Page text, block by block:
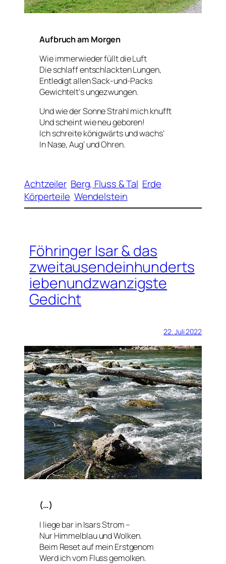
Aufbruch am Morgen
Wie immerwieder füllt die Luft
Die schlaff entschlackten Lungen,
Entledigt allen Sack-und-Packs
Gewichtelt‘s ungezwungen.
Und wie der Sonne Strahl mich knufft
Und scheint wie neu geboren!
Ich schreite königwärts und wachs‘
In Nase, Aug‘ und Ohren.
Achtzeiler Berg, Fluss & Tal Erde
Körperteile Wendelstein
Föhringer Isar & das
zweitausendeinhunderts
iebenundzwanzigste
Gedicht
22. Juli 2022
(…)
I liege bar in Isars Strom –
Nur Himmelblau und Wolken.
Beim Reset auf mein Erstgenom
Werd ich vom Fluss gemolken.